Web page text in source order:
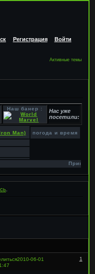
Регистрация Войти
Активные темы
Наш банер :
Нас уже
посетили:
погода и время
.
1
2010-06-01